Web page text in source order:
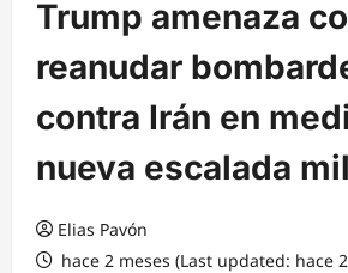
Trump amenaza
reanudar
contra Irán en
nueva escalada
Elias Pavón
hace 2 meses (Last updated: hace